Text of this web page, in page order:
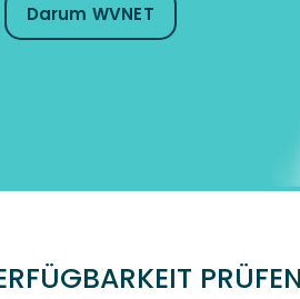
Darum WVNET
PRÜFEN